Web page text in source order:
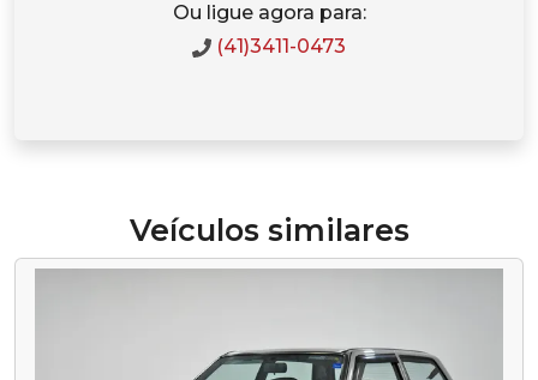
Ou ligue agora para:
(41)3411-0473
Veículos similares